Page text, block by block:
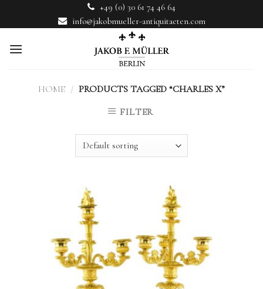
+49 (0) 30 61 74 46 64
info@jakobmueller-antiquitaeten.com
HOME / PRODUCTS TAGGED “CHARLES X”
FILTER